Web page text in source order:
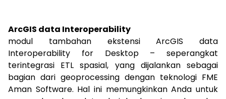
ArcGIS data Interoperability
modul tambahan ekstensi ArcGIS data
Interoperability for Desktop – seperangkat
terintegrasi ETL spasial, yang dijalankan sebagai
bagian dari geoprocessing dengan teknologi FME
Aman Software. Hal ini memungkinkan Anda untuk